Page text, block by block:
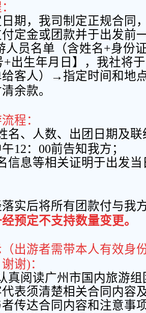
期，我司制定正规合同
定金或团款并于出发前
人员名单（含姓名+身份
+出生年月日】，我社将
给客人）→指定时间和地
余款。
程：
名、人数、出团日期及
12： 00前告知我方；
信息等相关证明于出发
实后将所有团款付与我
预定不支持数量变更。
出游者需带本人有效身
谢)：
真阅读广州市国内旅游
表须清楚相关合同内容
传达合同内容和注意事